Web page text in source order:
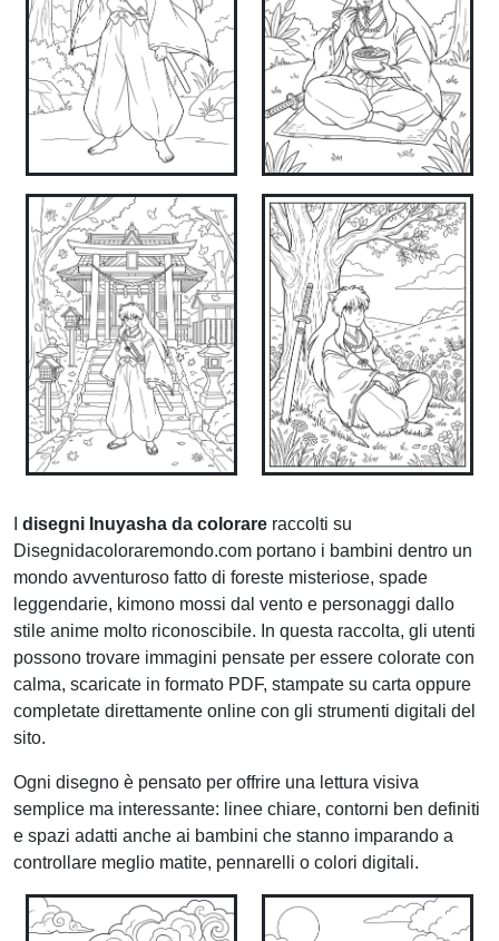
disegni Inuyasha da colorare raccolti su
Disegnidacoloraremondo.com portano i bambini dentro un
mondo avventuroso fatto di foreste misteriose, spade
leggendarie, kimono mossi dal vento e personaggi dallo
stile anime molto riconoscibile. In questa raccolta, gli utenti
possono trovare immagini pensate per essere colorate con
calma, scaricate in formato PDF, stampate su carta oppure
completate direttamente online con gli strumenti digitali del
sito.
Ogni disegno è pensato per offrire una lettura visiva
semplice ma interessante: linee chiare, contorni ben definiti
e spazi adatti anche ai bambini che stanno imparando a
controllare meglio matite, pennarelli o colori digitali.